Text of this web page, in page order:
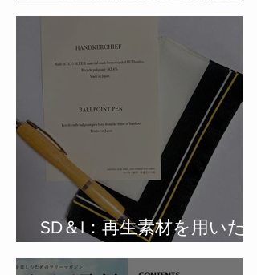
らの歩みをご紹介頂きまし
た。
SD＆I：再生素材を用いた